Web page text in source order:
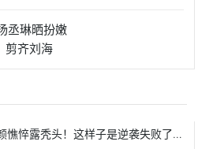
丞琳晒扮嫩
剪齐刘海
悴露秃头！这样子是逆袭失败了吗？